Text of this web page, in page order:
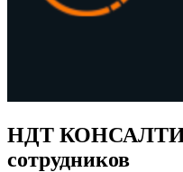
НДТ
сотрудников